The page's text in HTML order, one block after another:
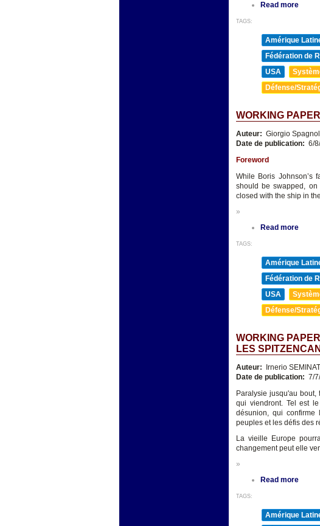
Read more
TAGS:
Amérique
Fédération de
USA
Défense/
WORKING
Auteur: Giorgio Spagnol
Date de publication: 6/
Foreword
While Boris Johnson’s
should be swapped,
closed with the ship in
»
Read more
TAGS:
Amérique
Fédération de
USA
Défense/
WORKING
LES
Auteur: Irnerio
Date de publication: 7/
Paralysie jusqu'au
qui viendront. Tel est
désunion, qui
peuples et les défis des
La vieille Europe
changement peut elle
»
Read more
TAGS:
Amérique